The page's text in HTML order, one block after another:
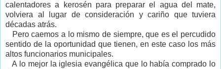
calentadores a kerosén para preparar el agua del mate,
volviera al lugar de consideración y cariño que tuviera
décadas atrás.
Pero caemos a lo mismo de siempre, que es el percudido
sentido de la oportunidad que tienen, en este caso los más
altos funcionarios municipales.
A lo mejor la iglesia evangélica que lo había comprado lo